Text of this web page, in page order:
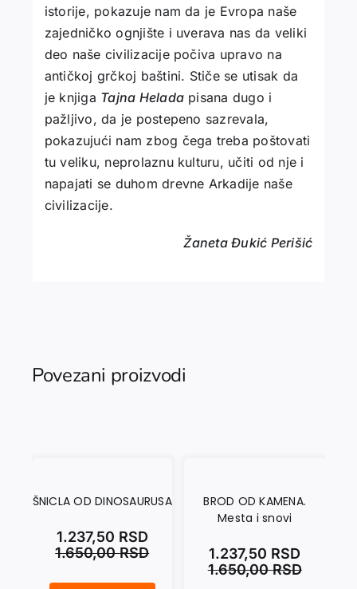
istorije, pokazuje nam da je Evropa naše
zajedničko ognjište i uverava nas da veliki
deo naše civilizacije počiva upravo na
antičkoj grčkoj baštini. Stiče se utisak da
je knjiga Tajna Helada pisana dugo i
pažljivo, da je postepeno sazrevala,
pokazujući nam zbog čega treba poštovati
tu veliku, neprolaznu kulturu, učiti od nje i
napajati se duhom drevne Arkadije naše
civilizacije.
Žaneta Đukić Perišić
Povezani proizvodi
ŠNICLA OD DINOSAURUSA
1.650,00RSD
1.237,50 RSD
BROD OD KAMENA.
Mesta i snovi
1.650,00RSD
1.237,50 RSD